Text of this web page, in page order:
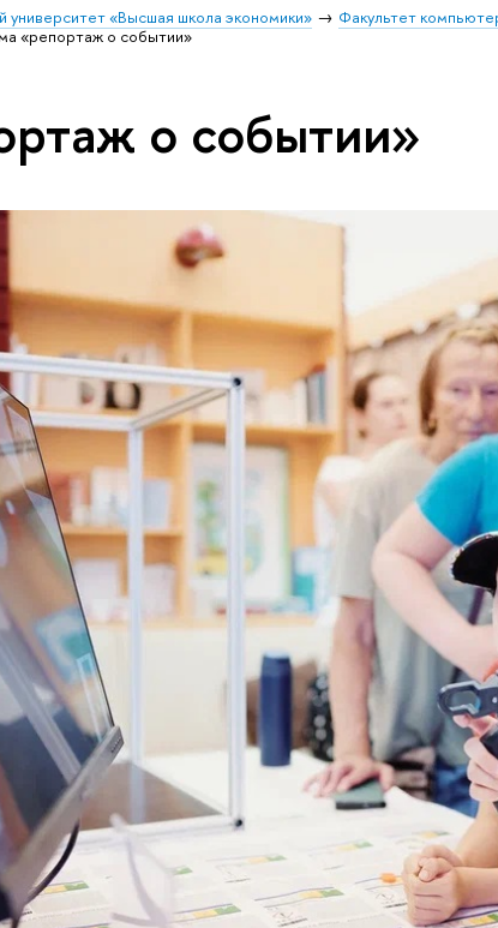
университет «Высшая школа экономики» Факультет
«репортаж о событии»
о событии»